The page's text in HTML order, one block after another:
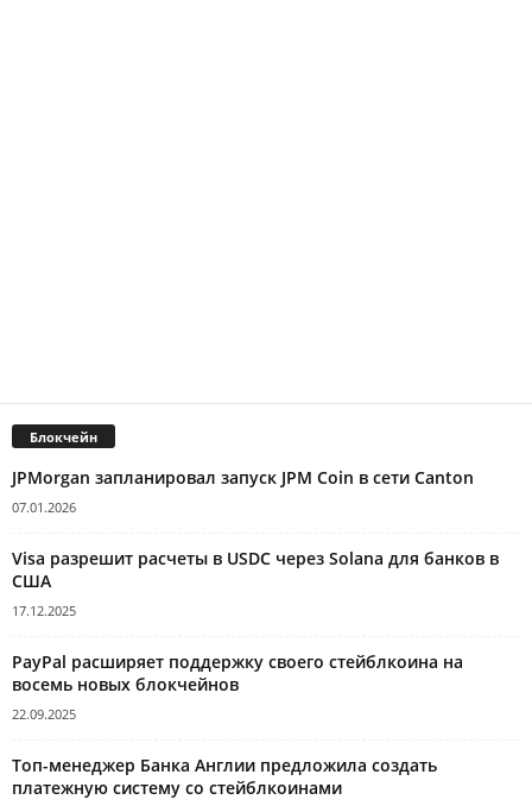
Блокчейн
JPMorgan запланировал запуск JPM Coin в сети Canton
07.01.2026
Visa разрешит расчеты в USDC через Solana для банков в
США
17.12.2025
PayPal расширяет поддержку своего стейблкоина на
восемь новых блокчейнов
22.09.2025
Топ-менеджер Банка Англии предложила создать
платежную систему со стейблкоинами